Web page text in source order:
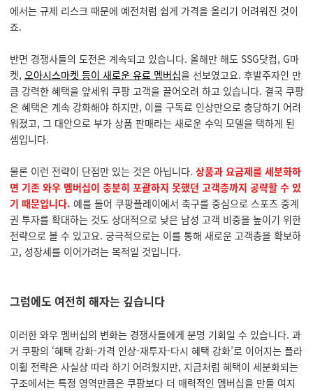
에서는 규제 리스크 때문에 예전처럼 쉽게 가격을 올리기 어려워진 것이
죠.
반면 경쟁사들의 도전은 계속되고 있습니다. 올해만 해도 SSG닷컴, G마
켓, 오아시스마켓 등이 새로운 유료 멤버십을 선보였고요. 후발주자인 만
큼 강력한 혜택을 앞세워 쿠팡 고객을 끌어오려 하고 있습니다. 결국 쿠팡
은 혜택은 계속 강화해야 하지만, 이를 구독료 인상만으로 충당하기 어려
워졌고, 그 대안으로 부가 상품 판매라는 새로운 수익 모델을 택하게 된
셈입니다.
물론 이런 전략이 단점만 있는 것은 아닙니다. 상품과 요금제를 세분화하
면 기존 와우 멤버십이 충분히 포괄하지 못했던 고객층까지 공략할 수 있
기 때문입니다. 예를 들어 쿠팡플레이에서 축구를 중심으로 스포츠 중계
권 투자를 확대하는 것도 상대적으로 낮은 남성 고객 비중을 높이기 위한
전략으로 볼 수 있고요. 궁극적으로는 이를 통해 새로운 고객층을 확보하
고, 성장세를 이어가려는 목적일 것입니다.
그럼에도 여전히 해자는 깊습니다
이러한 와우 멤버십의 변화는 경쟁사들에게 분명 기회일 수 있습니다. 과
거 쿠팡의 ‘혜택 강화-가격 인상-재투자-다시 혜택 강화’로 이어지는 플라
이휠 전략은 사실상 따라 하기 어려웠지만, 지금처럼 혜택이 세분화되는
구조에서는 특정 영역만큼은 쿠팡보다 더 매력적인 멤버십을 만들 여지